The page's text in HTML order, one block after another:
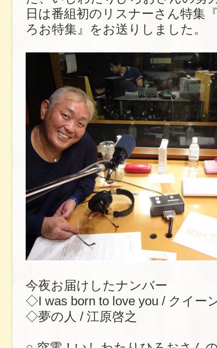
日は番組初のリスナーさん特集
ろお特集』をお送りしました。
今夜お届けしたナンバー
◇I was born to love you /
◇夢の人 / 江原啓之